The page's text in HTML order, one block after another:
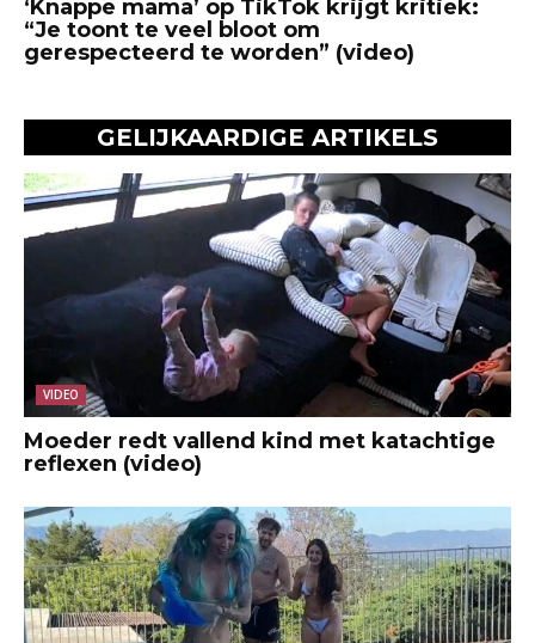
‘Knappe mama’ op TikTok krijgt kritiek:
“Je toont te veel bloot om
gerespecteerd te worden” (video)
GELIJKAARDIGE ARTIKELS
VIDEO
Moeder redt vallend kind met katachtige
reflexen (video)